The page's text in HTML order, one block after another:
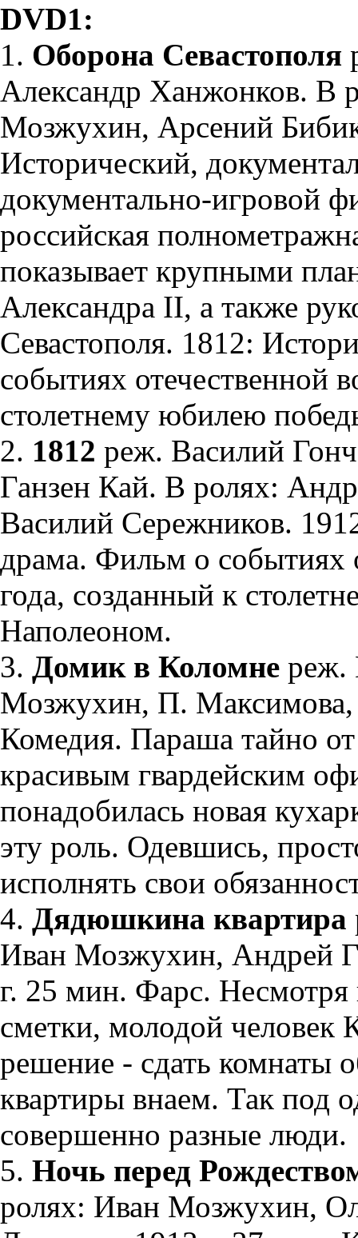
DVD1:
1. Оборона Севастополя
Александр Ханжонков. В
Мозжухин, Арсений
Исторический,
документально-игровой
российская
показывает крупными
Александра II, а также
Севастополя. 1812:
событиях отечественной
столетнему юбилею
2. 1812 реж. Василий
Ганзен Кай. В ролях:
Василий Сережников.
драма. Фильм о событиях
года, созданный к
Наполеоном.
3. Домик в Коломне реж.
Мозжухин, П. Максимова,
Комедия. Параша тайно
красивым гвардейским
понадобилась новая
эту роль. Одевшись,
исполнять свои
4. Дядюшкина квартира
Иван Мозжухин, Андрей
г. 25 мин. Фарс. Несмотря
сметки, молодой человек
решение - сдать
квартиры внаем. Так под
совершенно разные люди.
5. Ночь перед
ролях: Иван Мозжухин,